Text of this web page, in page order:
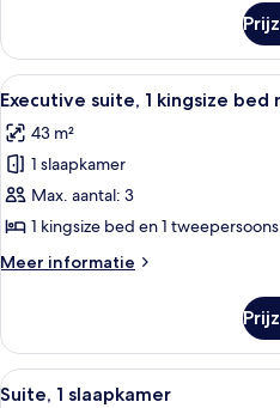
2
queensize
bedden
Alle
foto's
voor
Executive
suite,
1
kingsize
bed
slaapbank
laden
7
Executive suite, 1 kingsize bed
43 m²
1 slaapkamer
Max. aantal: 3
1 kingsize bed en 1
Meer informatie
Meer
suite,
kingsize
Alle13
Suite, 1 slaapkamer